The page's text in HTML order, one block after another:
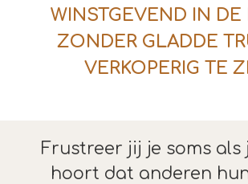
WINSTGEVEND IN DE
ZONDER GLADDE
VERKOPERIG TE
Frustreer jij je soms als
hoort dat anderen